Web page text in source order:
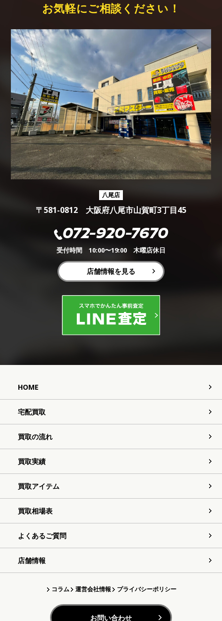
お気軽にご相談ください！
八尾店
〒581-0812 大阪府八尾市山賀町3丁目45
072-920-7670
受付時間 10:00〜19:00 木曜店休日
店舗情報を見る
HOME
宅配買取
買取の流れ
買取実績
買取アイテム
買取相場表
よくあるご質問
店舗情報
コラム 運営会社情報 プライバシーポリシー
お問い合わせ